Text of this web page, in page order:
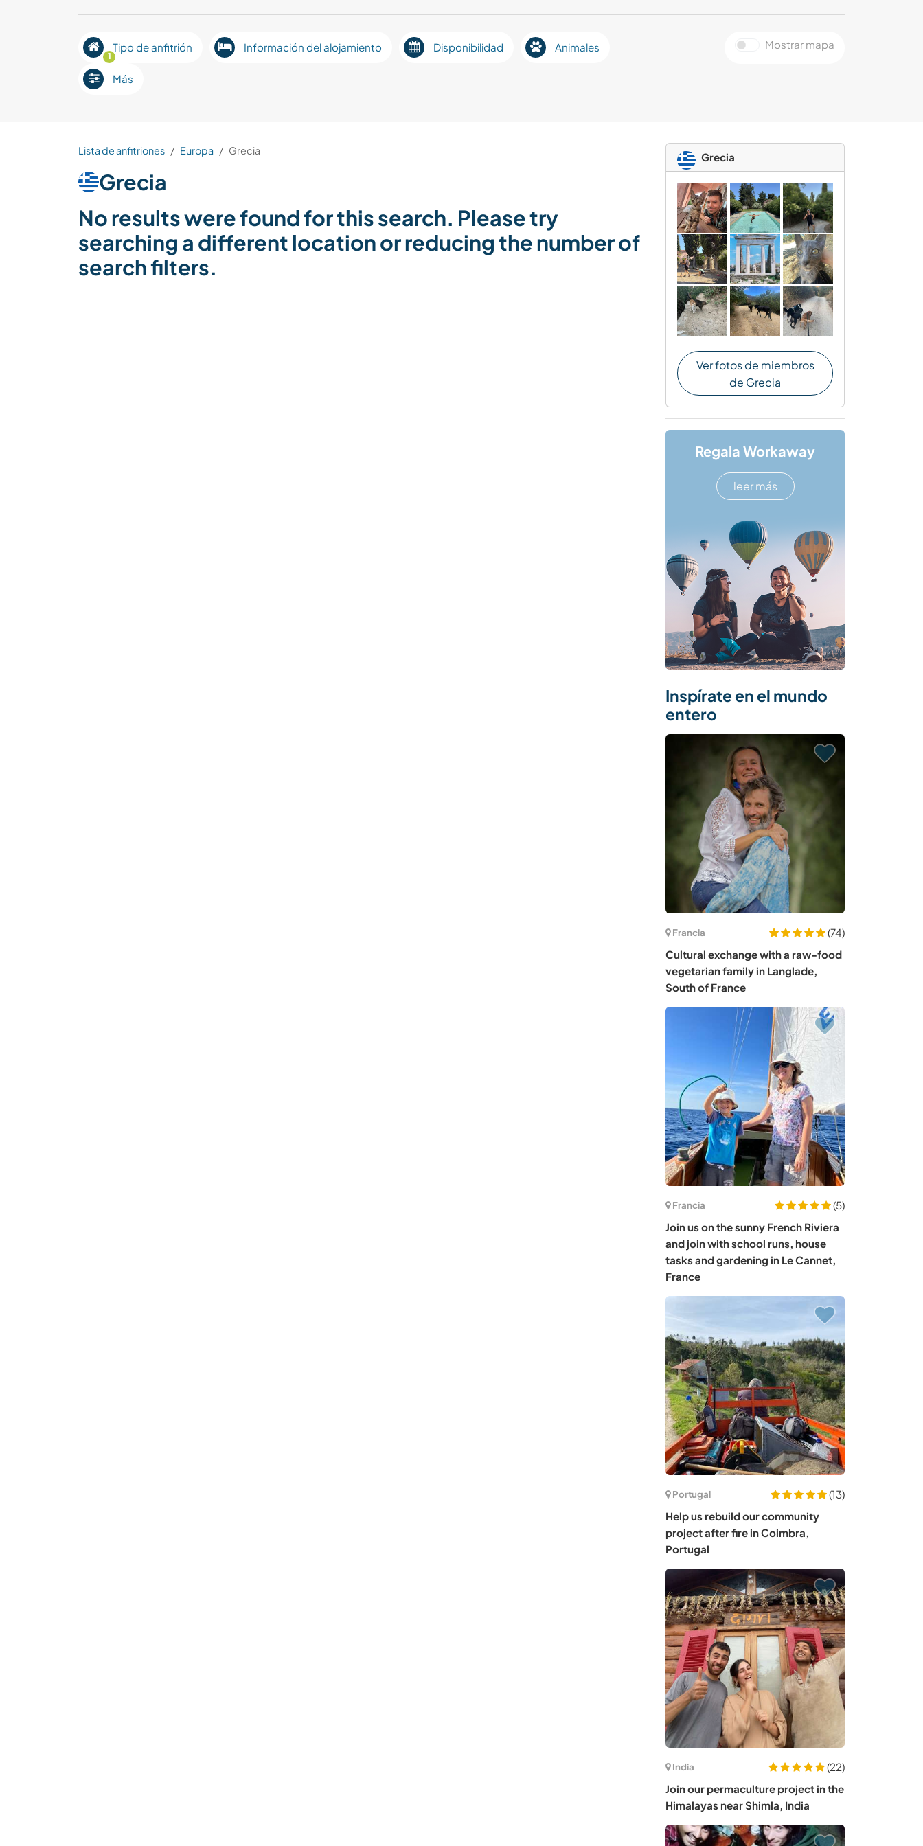
Tipo de anfitrión
1
Información del alojamiento Disponibilidad Animales
Más
Mostrar mapa
Lista de anfitriones Europa Grecia
Grecia
No results were found for this search. Please try
searching a different location or reducing the number of
search filters.
Grecia
Ver fotos de miembros
de Grecia
Regala Workaway
leer más
Inspírate en el mundo
entero
Francia
(74)
Cultural exchange with a raw-food
vegetarian family in Langlade,
South of France
Francia
(5)
Join us on the sunny French Riviera
and join with school runs, house
tasks and gardening in Le Cannet,
France
Portugal
(13)
Help us rebuild our community
project after fire in Coimbra,
Portugal
India
(22)
Join our permaculture project in the
Himalayas near Shimla, India